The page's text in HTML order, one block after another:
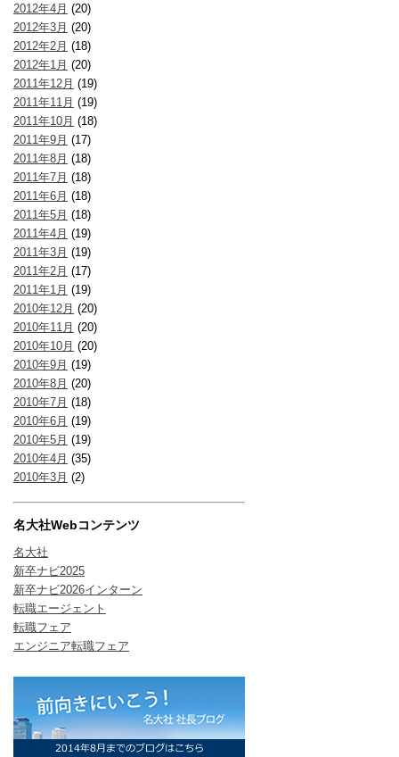
2012年4月 (20)
2012年3月 (20)
2012年2月 (18)
2012年1月 (20)
2011年12月 (19)
2011年11月 (19)
2011年10月 (18)
2011年9月 (17)
2011年8月 (18)
2011年7月 (18)
2011年6月 (18)
2011年5月 (18)
2011年4月 (19)
2011年3月 (19)
2011年2月 (17)
2011年1月 (19)
2010年12月 (20)
2010年11月 (20)
2010年10月 (20)
2010年9月 (19)
2010年8月 (20)
2010年7月 (18)
2010年6月 (19)
2010年5月 (19)
2010年4月 (35)
2010年3月 (2)
名大社Webコンテンツ
名大社
新卒ナビ2025
新卒ナビ2026インターン
転職エージェント
転職フェア
エンジニア転職フェア